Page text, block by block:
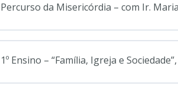
Percurso da Misericórdia – com Ir.
1º Ensino – “Família, Igreja e